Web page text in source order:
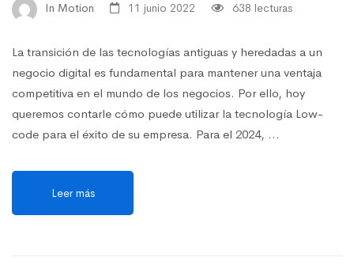
In Motion 11 junio 2022 638 lecturas
La transición de las tecnologías antiguas y heredadas a un
negocio digital es fundamental para mantener una ventaja
competitiva en el mundo de los negocios. Por ello, hoy
queremos contarle cómo puede utilizar la tecnología Low-
code para el éxito de su empresa. Para el 2024, …
Leer más